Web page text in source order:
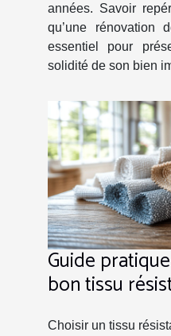
années. Savoir
qu’une rénovation
essentiel pour
solidité de son bien
Guide
bon tissu
Choisir un tissu